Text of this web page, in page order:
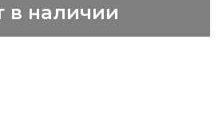
в наличии